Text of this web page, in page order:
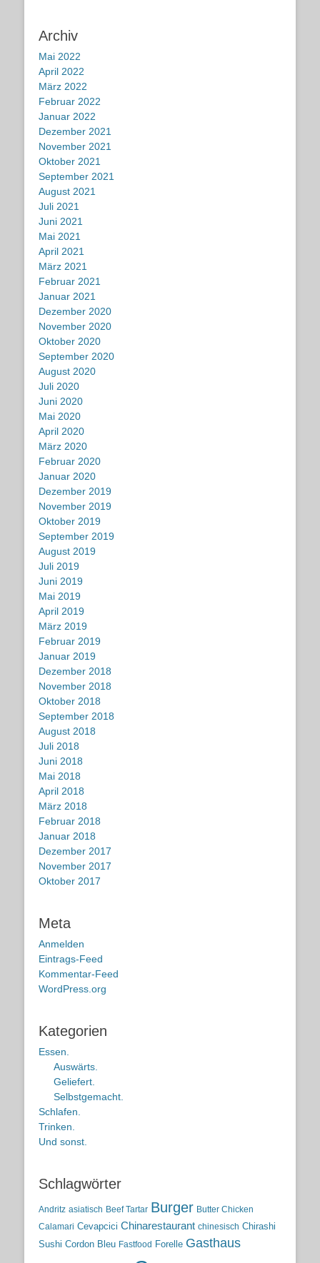
Archiv
Mai 2022
April 2022
März 2022
Februar 2022
Januar 2022
Dezember 2021
November 2021
Oktober 2021
September 2021
August 2021
Juli 2021
Juni 2021
Mai 2021
April 2021
März 2021
Februar 2021
Januar 2021
Dezember 2020
November 2020
Oktober 2020
September 2020
August 2020
Juli 2020
Juni 2020
Mai 2020
April 2020
März 2020
Februar 2020
Januar 2020
Dezember 2019
November 2019
Oktober 2019
September 2019
August 2019
Juli 2019
Juni 2019
Mai 2019
April 2019
März 2019
Februar 2019
Januar 2019
Dezember 2018
November 2018
Oktober 2018
September 2018
August 2018
Juli 2018
Juni 2018
Mai 2018
April 2018
März 2018
Februar 2018
Januar 2018
Dezember 2017
November 2017
Oktober 2017
Meta
Anmelden
Eintrags-Feed
Kommentar-Feed
WordPress.org
Kategorien
Essen.
Auswärts.
Geliefert.
Selbstgemacht.
Schlafen.
Trinken.
Und sonst.
Schlagwörter
Andritz asiatisch Beef Tartar Burger Butter Chicken
Calamari Cevapcici Chinarestaurant chinesisch Chirashi
Sushi Cordon Bleu Fastfood Forelle Gasthaus